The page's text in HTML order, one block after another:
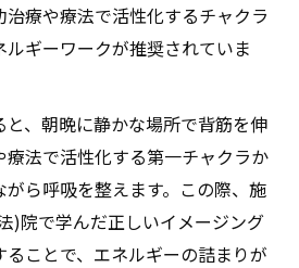
療や療法で活性化するチャクラ
ギーワークが推奨されていま
、朝晩に静かな場所で背筋を伸
法で活性化する第一チャクラか
ら呼吸を整えます。この際、施
)院で学んだ正しいイメージング
ことで、エネルギーの詰まりが